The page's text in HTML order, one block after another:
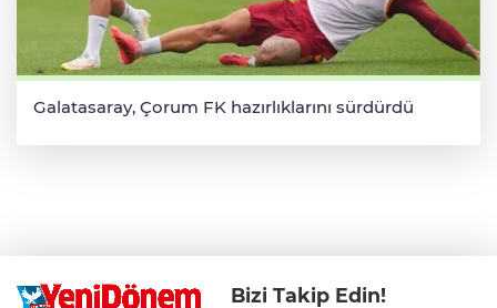
Galatasaray, Çorum FK hazırlıklarını sürdürdü
Bizi Takip Edin!